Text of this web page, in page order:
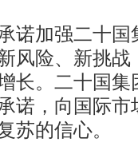
加强二十国
风险、新挑战
长。二十国集
诺，向国际市
苏的信心。